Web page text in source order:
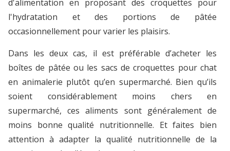
d'alimentation en proposant des croquettes pour
l'hydratation et des portions de pâtée
occasionnellement pour varier les plaisirs.
Dans les deux cas, il est préférable d’acheter les
boîtes de pâtée ou les sacs de croquettes pour chat
en animalerie plutôt qu’en supermarché. Bien qu’ils
soient considérablement moins chers en
supermarché, ces aliments sont généralement de
moins bonne qualité nutritionnelle. Et faites bien
attention à adapter la qualité nutritionnelle de la